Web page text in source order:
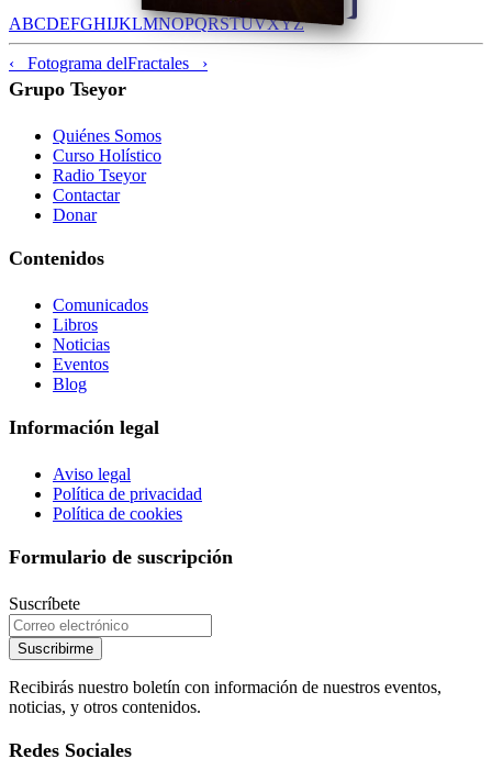
ABCDEFGHIJKLMNOPQRSTUVXYZ
‹ Fotograma delFractales ›
Grupo Tseyor
Quiénes Somos
Curso Holístico
Radio Tseyor
Contactar
Donar
Contenidos
Comunicados
Libros
Noticias
Eventos
Blog
Información legal
Aviso legal
Política de privacidad
Política de cookies
Formulario de suscripción
Suscríbete
Suscribirme
Recibirás nuestro boletín con información de nuestros eventos,
noticias, y otros contenidos.
Redes Sociales